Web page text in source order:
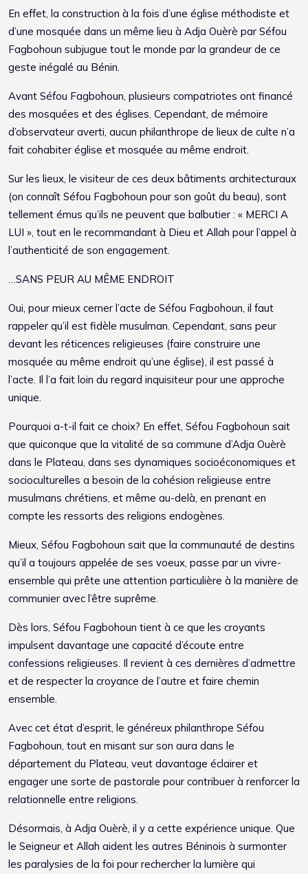
En effet, la construction à la fois d’une église méthodiste et
d’une mosquée dans un même lieu à Adja Ouèrè par Séfou
Fagbohoun subjugue tout le monde par la grandeur de ce
geste inégalé au Bénin.
Avant Séfou Fagbohoun, plusieurs compatriotes ont financé
des mosquées et des églises. Cependant, de mémoire
d’observateur averti, aucun philanthrope de lieux de culte n’a
fait cohabiter église et mosquée au même endroit.
Sur les lieux, le visiteur de ces deux bâtiments architecturaux
(on connaît Séfou Fagbohoun pour son goût du beau), sont
tellement émus qu’ils ne peuvent que balbutier : « MERCI A
LUI », tout en le recommandant à Dieu et Allah pour l’appel à
l’authenticité de son engagement.
…SANS PEUR AU MÊME ENDROIT
Oui, pour mieux cerner l’acte de Séfou Fagbohoun, il faut
rappeler qu’il est fidèle musulman. Cependant, sans peur
devant les réticences religieuses (faire construire une
mosquée au même endroit qu’une église), il est passé à
l’acte. Il l’a fait loin du regard inquisiteur pour une approche
unique.
Pourquoi a-t-il fait ce choix? En effet, Séfou Fagbohoun sait
que quiconque que la vitalité de sa commune d’Adja Ouèrè
dans le Plateau, dans ses dynamiques socioéconomiques et
socioculturelles a besoin de la cohésion religieuse entre
musulmans chrétiens, et même au-delà, en prenant en
compte les ressorts des religions endogènes.
Mieux, Séfou Fagbohoun sait que la communauté de destins
qu’il a toujours appelée de ses voeux, passe par un vivre-
ensemble qui prête une attention particulière à la manière de
communier avec l’être suprême.
Dès lors, Séfou Fagbohoun tient à ce que les croyants
impulsent davantage une capacité d’écoute entre
confessions religieuses. Il revient à ces dernières d’admettre
et de respecter la croyance de l’autre et faire chemin
ensemble.
Avec cet état d’esprit, le généreux philanthrope Séfou
Fagbohoun, tout en misant sur son aura dans le
département du Plateau, veut davantage éclairer et
engager une sorte de pastorale pour contribuer à renforcer la
relationnelle entre religions.
Désormais, à Adja Ouèrè, il y a cette expérience unique. Que
le Seigneur et Allah aident les autres Béninois à surmonter
les paralysies de la foi pour rechercher la lumière qui